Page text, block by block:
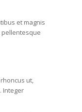
et magnis
pellentesque
ut,
Integer